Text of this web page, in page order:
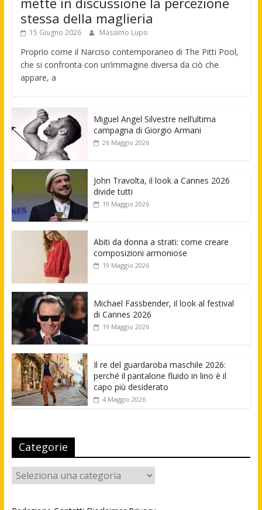
stessa della maglieria
15 Giugno 2026 Massimo Lupo
Proprio come il Narciso contemporaneo di The Pitti Pool,
che si confronta con un’immagine diversa da ciò che
appare, a
Miguel Angel Silvestre nell’ultima
campagna di Giorgio Armani
26 Maggio 2026
John Travolta, il look a Cannes 2026
divide tutti
19 Maggio 2026
Abiti da donna a strati: come creare
composizioni armoniose
19 Maggio 2026
Michael Fassbender, il look al festival
di Cannes 2026
19 Maggio 2026
Il re del guardaroba maschile 2026:
perché il pantalone fluido in lino è il
capo più desiderato
4 Maggio 2026
Categorie
Categorie